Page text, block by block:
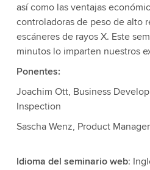
así como las ventajas
controladoras de peso de alto
escáneres de rayos X. Este
minutos lo imparten nuestros
Ponentes:
Joachim Ott, Business
Inspection
Sascha Wenz, Product
Idioma del seminario web: